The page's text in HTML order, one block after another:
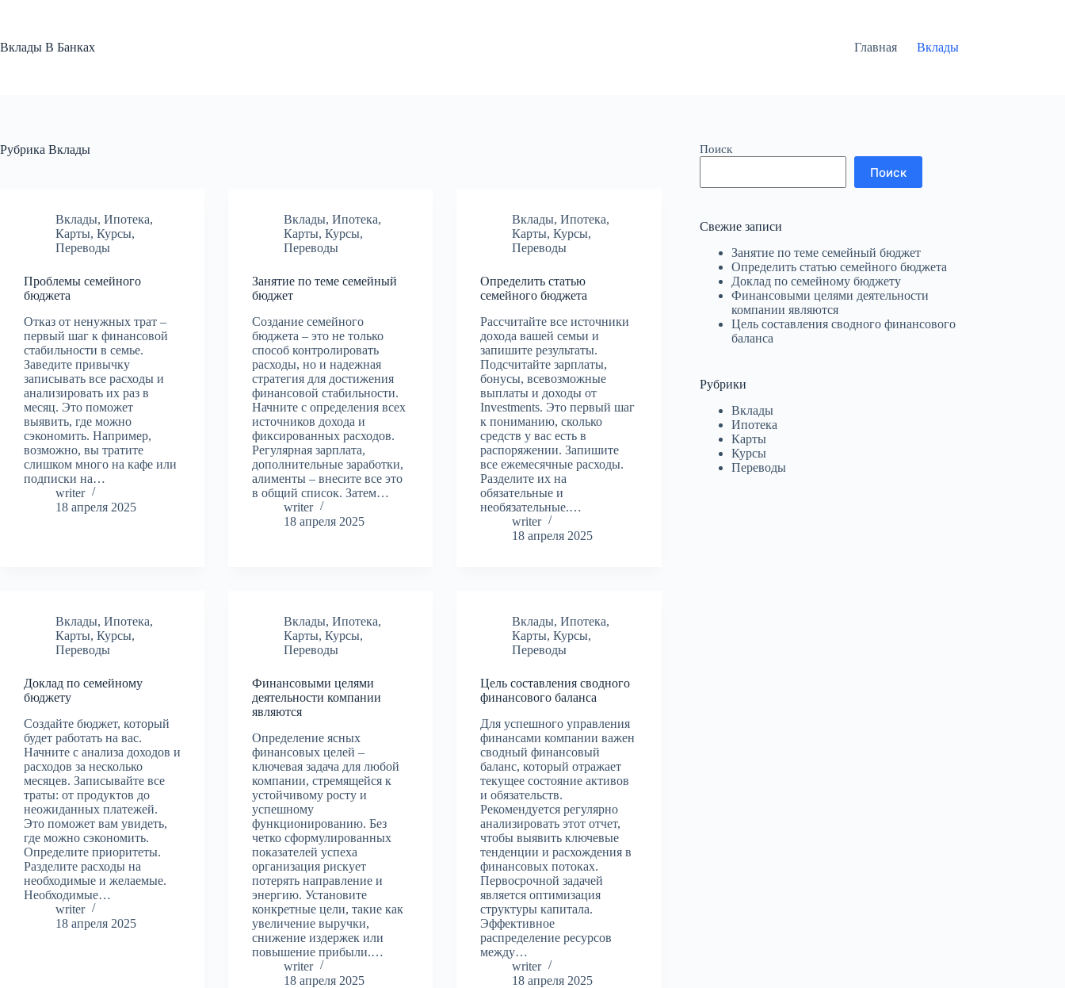
Вклады В Банках
Главная Вклады
Рубрика Вклады
Вклады, Ипотека,
Карты, Курсы,
Переводы
Проблемы семейного
бюджета
Отказ от ненужных трат –
первый шаг к финансовой
стабильности в семье.
Заведите привычку
записывать все расходы и
анализировать их раз в
месяц. Это поможет
выявить, где можно
сэкономить. Например,
возможно, вы тратите
слишком много на кафе или
подписки на…
writer
18 апреля 2025
Вклады,Ипотека,
Карты,Курсы,
Переводы
Занятие по теме семейный
бюджет
Создание семейного
бюджета – это не только
способ контролировать
расходы, но и надежная
стратегия для достижения
финансовой стабильности.
Начните с определения всех
источников дохода и
фиксированных расходов.
Регулярная зарплата,
дополнительные заработки,
алименты – внесите все это
в общий список. Затем…
writer
18 апреля 2025
Вклады,Ипотека,
Карты,Курсы,
Переводы
Определить статью
семейного бюджета
Рассчитайте все источники
дохода вашей семьи и
запишите результаты.
Подсчитайте зарплаты,
бонусы, всевозможные
выплаты и доходы от
Investments. Это первый шаг
к пониманию, сколько
средств у вас есть в
распоряжении. Запишите
все ежемесячные расходы.
Разделите их на
обязательные и
необязательные.…
writer
18 апреля 2025
Вклады, Ипотека,
Карты, Курсы,
Переводы
Доклад по семейному
бюджету
Создайте бюджет, который
будет работать на вас.
Начните с анализа доходов и
расходов за несколько
месяцев. Записывайте все
траты: от продуктов до
неожиданных платежей.
Это поможет вам увидеть,
где можно сэкономить.
Определите приоритеты.
Разделите расходы на
необходимые и желаемые.
Необходимые…
writer
18 апреля 2025
Вклады,Ипотека,
Карты,Курсы,
Переводы
Финансовыми целями
деятельности компании
являются
Определение ясных
финансовых целей –
ключевая задача для любой
компании, стремящейся к
устойчивому росту и
успешному
функционированию. Без
четко сформулированных
показателей успеха
организация рискует
потерять направление и
энергию. Установите
конкретные цели, такие как
увеличение выручки,
снижение издержек или
повышение прибыли.…
writer
18 апреля 2025
Вклады,Ипотека,
Карты,Курсы,
Переводы
Цель составления сводного
финансового баланса
Для успешного управления
финансами компании важен
сводный финансовый
баланс, который отражает
текущее состояние активов
и обязательств.
Рекомендуется регулярно
анализировать этот отчет,
чтобы выявить ключевые
тенденции и расхождения в
финансовых потоках.
Первосрочной задачей
является оптимизация
структуры капитала.
Эффективное
распределение ресурсов
между…
writer
18 апреля 2025
Поиск
Поиск
Свежие записи
Занятие по теме семейный бюджет
Определить статью семейного бюджета
Доклад по семейному бюджету
Финансовыми целями деятельности
компании являются
Цель составления сводного финансового
баланса
Рубрики
Вклады
Ипотека
Карты
Курсы
Переводы